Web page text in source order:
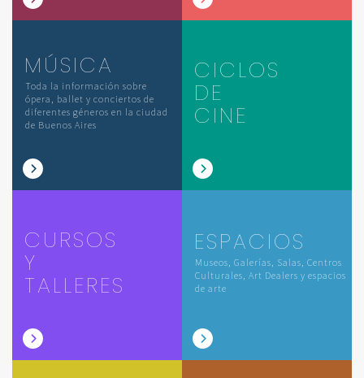
MÚSICA
Toda la información sobre
ópera, ballet y conciertos de
diferentes géneros en la ciudad
de Buenos Aires
CICLOS
DE
CINE
CURSOS
Y
TALLERES
ESPACIOS
Museos, Galerías, Salas, Centros
Culturales, Art Dealers y espacios
de arte